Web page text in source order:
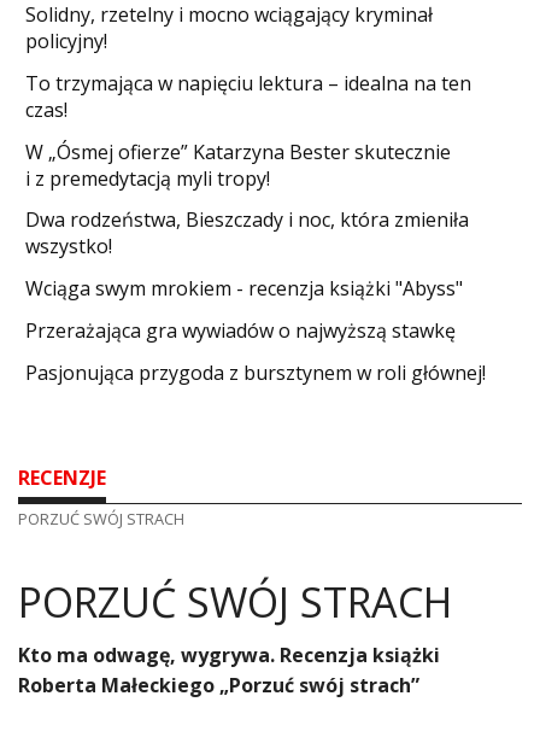
Solidny, rzetelny i mocno wciągający kryminał
policyjny!
​To trzymająca w napięciu lektura – idealna na ten
czas!
W „Ósmej ofierze” Katarzyna Bester skutecznie
i z premedytacją myli tropy!
Dwa rodzeństwa, Bieszczady i noc, która zmieniła
wszystko!
Wciąga swym mrokiem - recenzja książki "Abyss"
​Przerażająca gra wywiadów o najwyższą stawkę
Pasjonująca przygoda z bursztynem w roli głównej!
RECENZJE
PORZUĆ SWÓJ STRACH
PORZUĆ SWÓJ STRACH
​Kto ma odwagę, wygrywa. Recenzja książki
Roberta Małeckiego „Porzuć swój strach”